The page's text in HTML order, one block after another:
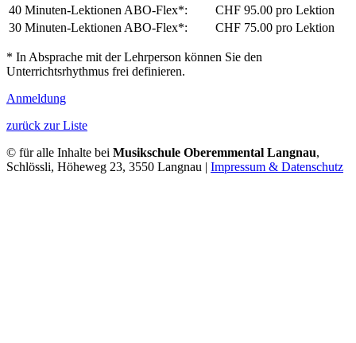
40 Minuten-Lektionen ABO-Flex*:
CHF 95.00 pro Lektion
30 Minuten-Lektionen ABO-Flex*:
CHF 75.00 pro Lektion
* In Absprache mit der Lehrperson können Sie den
Unterrichtsrhythmus frei definieren.
Anmeldung
zurück zur Liste
© für alle Inhalte bei Musikschule Oberemmental Langnau,
Schlössli, Höheweg 23, 3550 Langnau | Impressum & Datenschutz